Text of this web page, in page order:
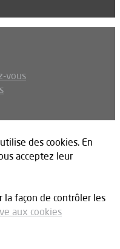
vous
des cookies. En
acceptez leur
la façon de contrôler les
aux cookies